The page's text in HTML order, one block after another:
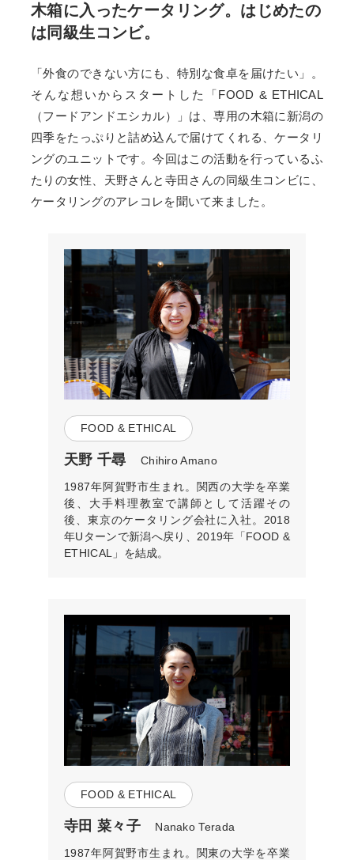
木箱に入ったケータリング。はじめたの
は同級生コンビ。
「外食のできない方にも、特別な食卓を届けたい」。
そんな想いからスタートした「FOOD & ETHICAL
（フードアンドエシカル）」は、専用の木箱に新潟の
四季をたっぷりと詰め込んで届けてくれる、ケータリ
ングのユニットです。今回はこの活動を行っているふ
たりの女性、天野さんと寺田さんの同級生コンビに、
ケータリングのアレコレを聞いて来ました。
FOOD & ETHICAL
天野 千尋 Chihiro Amano
1987年阿賀野市生まれ。関西の大学を卒業
後、大手料理教室で講師として活躍その
後、東京のケータリング会社に入社。2018
年Uターンで新潟へ戻り、2019年「FOOD &
ETHICAL」を結成。
FOOD & ETHICAL
寺田 菜々子 Nanako Terada
1987年阿賀野市生まれ。関東の大学を卒業